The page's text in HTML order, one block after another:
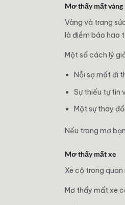
Mơ thấy mất
Vàng và trang
là điềm báo hao
Một số cách lý
Nỗi sợ mất đi
Sự thiếu tự tin
Một sự thay
Nếu trong mơ
Mơ thấy mất xe
Xe cộ trong
Mơ thấy mất xe